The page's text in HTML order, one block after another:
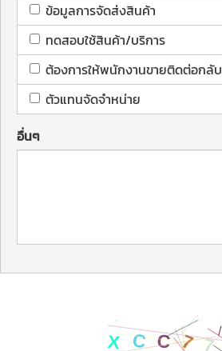
ข้อมูลการจัดส่งสินค้า
ทดสอบใช้สินค้า/บริการ
ต้องการให้พนักงานขายติดต่อกลับ
ตัวแทนจัดจำหน่าย
อื่นๆ